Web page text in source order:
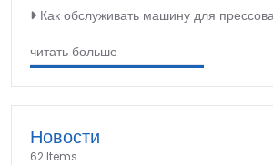
Как обслуживать машину для
читать больше
Новости
62 Items